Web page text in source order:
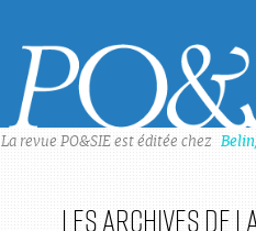
La revue PO&SIE est éditée chez
Les archives de